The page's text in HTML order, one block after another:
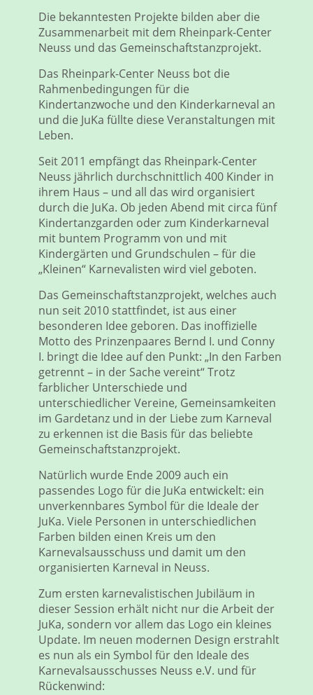
Die bekanntesten Projekte bilden aber die
Zusammenarbeit mit dem Rheinpark-Center
Neuss und das Gemeinschaftstanzprojekt.
Das Rheinpark-Center Neuss bot die
Rahmenbedingungen für die
Kindertanzwoche und den Kinderkarneval an
und die JuKa füllte diese Veranstaltungen mit
Leben.
Seit 2011 empfängt das Rheinpark-Center
Neuss jährlich durchschnittlich 400 Kinder in
ihrem Haus – und all das wird organisiert
durch die JuKa. Ob jeden Abend mit circa fünf
Kindertanzgarden oder zum Kinderkarneval
mit buntem Programm von und mit
Kindergärten und Grundschulen – für die
„Kleinen“ Karnevalisten wird viel geboten.
Das Gemeinschaftstanzprojekt, welches auch
nun seit 2010 stattfindet, ist aus einer
besonderen Idee geboren. Das inoffizielle
Motto des Prinzenpaares Bernd I. und Conny
I. bringt die Idee auf den Punkt: „In den Farben
getrennt – in der Sache vereint“ Trotz
farblicher Unterschiede und
unterschiedlicher Vereine, Gemeinsamkeiten
im Gardetanz und in der Liebe zum Karneval
zu erkennen ist die Basis für das beliebte
Gemeinschaftstanzprojekt.
Natürlich wurde Ende 2009 auch ein
passendes Logo für die JuKa entwickelt: ein
unverkennbares Symbol für die Ideale der
JuKa. Viele Personen in unterschiedlichen
Farben bilden einen Kreis um den
Karnevalsausschuss und damit um den
organisierten Karneval in Neuss.
Zum ersten karnevalistischen Jubiläum in
dieser Session erhält nicht nur die Arbeit der
JuKa, sondern vor allem das Logo ein kleines
Update. Im neuen modernen Design erstrahlt
es nun als ein Symbol für den Ideale des
Karnevalsausschusses Neuss e.V. und für
Rückenwind: